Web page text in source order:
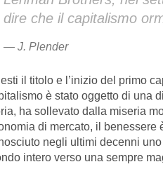
dire che il capitalismo
J. Plender
il titolo e l’inizio del primo
è stato oggetto di una
ha sollevato dalla miseria
di mercato, il benessere
negli ultimi decenni
intero verso una sempre